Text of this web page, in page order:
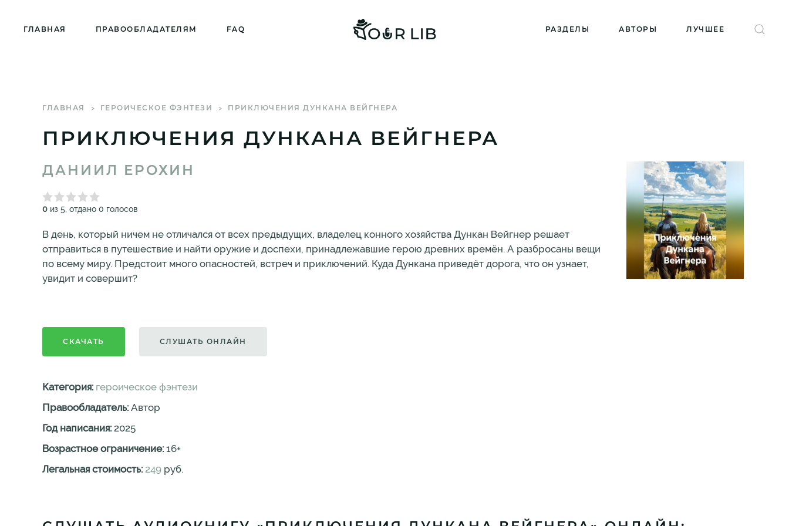
ГЛАВНАЯ ПРАВООБЛАДАТЕЛЯМ FAQ РАЗДЕЛЫ АВТОРЫ ЛУЧШЕЕ
ГЛАВНАЯ ГЕРОИЧЕСКОЕ ФЭНТЕЗИ ПРИКЛЮЧЕНИЯ ДУНКАНА ВЕЙГНЕРА
ПРИКЛЮЧЕНИЯ ДУНКАНА ВЕЙГНЕРА
ДАНИИЛ ЕРОХИН
0 из 5, отдано 0 голосов
В день, который ничем не отличался от всех предыдущих, владелец конного хозяйства Дункан Вейгнер решает
отправиться в путешествие и найти оружие и доспехи, принадлежавшие герою древних времён. А разбросаны вещи
по всему миру. Предстоит много опасностей, встреч и приключений. Куда Дункана приведёт дорога, что он узнает,
увидит и совершит?
СКАЧАТЬ СЛУШАТЬ ОНЛАЙН
Категория: героическое фэнтези
Правообладатель: Автор
Год написания: 2025
Возрастное ограничение: 16+
Легальная стоимость: 249 руб.